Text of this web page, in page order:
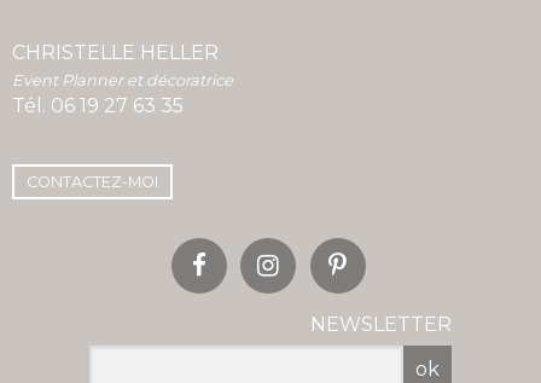
CHRISTELLE HELLER
Event Planner et décoratrice
Tél. 06 19 27 63 35
CONTACTEZ-MOI
NEWSLETTER
ok